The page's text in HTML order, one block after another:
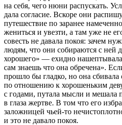
на себя, чего нюни распускать.
дала согласие. Вскоре они
путешествие по заранее
жениться и увезти, а там уже не
совесть не давала покоя: зачем
людям, что они собираются с ней
хорошего» — ехидно
сам знаешь что она обречена».
прошло бы гладко, но она
по отношению к хорошеньким
с годами, путала мысли и мешала
в глаза жертве. В том что его
заложницей чьей-то
и это не давало покоя.